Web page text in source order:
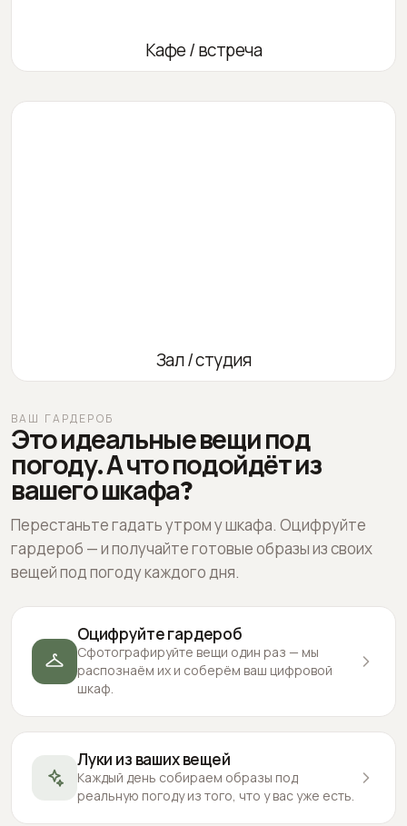
Кафе / встреча
Зал / студия
ВАШ ГАРДЕРОБ
Это идеальные вещи под
погоду. А что подойдёт из
вашего шкафа?
Перестаньте гадать утром у шкафа. Оцифруйте
гардероб — и получайте готовые образы из своих
вещей под погоду каждого дня.
Оцифруйте гардероб
Сфотографируйте вещи один раз — мы
распознаём их и соберём ваш цифровой
шкаф.
Луки из ваших вещей
Каждый день собираем образы под
реальную погоду из того, что у вас уже есть.